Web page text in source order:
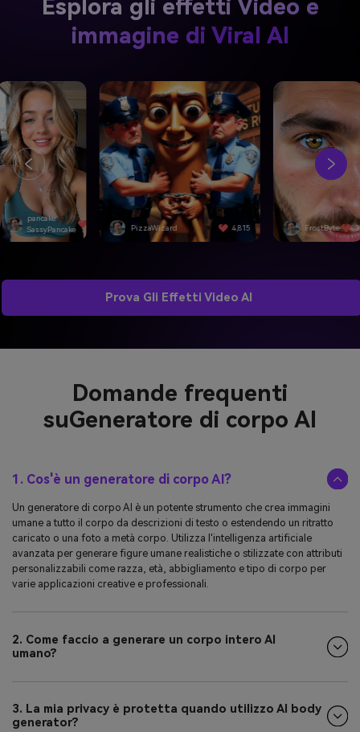
Esplora gli effetti Video e
immagine di Viral AI
pancake
SassyPancake
PizzaWizard 4,815 FrostByte
Prova Gli Effetti Video AI
Domande frequenti
suGeneratore di corpo AI
1. Cos'è un generatore di corpo AI?
Un generatore di corpo AI è un potente strumento che crea immagini
umane a tutto il corpo da descrizioni di testo o estendendo un ritratto
caricato o una foto a metà corpo. Utilizza l'intelligenza artificiale
avanzata per generare figure umane realistiche o stilizzate con attributi
personalizzabili come razza, età, abbigliamento e tipo di corpo per
varie applicazioni creative e professionali.
2. Come faccio a generare un corpo intero AI
umano?
3. La mia privacy è protetta quando utilizzo AI body
generator?